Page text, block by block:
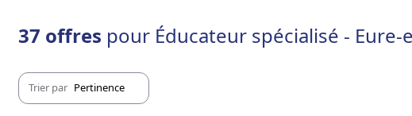
37 offres pour Éducateur spécialisé - Eure-
Trier par Pertinence